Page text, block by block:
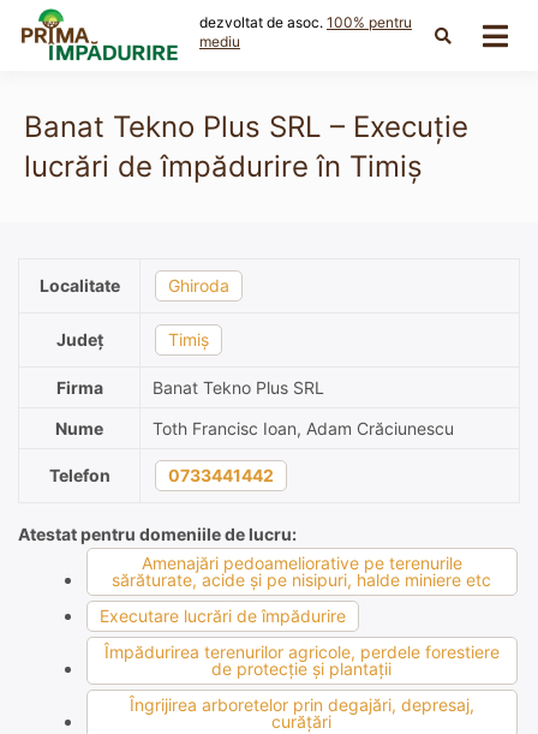
content
dezvoltat de asoc. 100% pentru
mediu
Banat Tekno Plus SRL – Execuție
lucrări de împădurire în Timiș
Localitate Ghiroda
Județ Timiș
Firma
Banat Tekno Plus SRL
Nume
Toth Francisc Ioan, Adam Crăciunescu
Telefon 0733441442
Atestat pentru domeniile de lucru:
Amenajări pedoameliorative pe terenurile
sărăturate, acide şi pe nisipuri, halde miniere etc
Executare lucrări de împădurire
Împădurirea terenurilor agricole, perdele forestiere
de protecţie şi plantaţii
Îngrijirea arboretelor prin degajări, depresaj,
curăţări